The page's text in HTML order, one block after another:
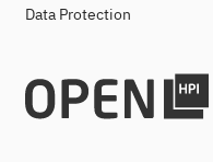
Data Protection